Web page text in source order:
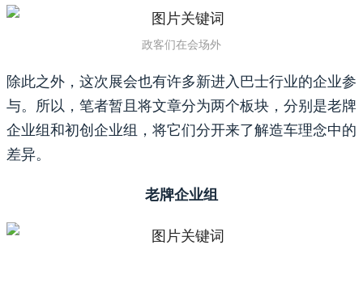
政客们在会场外
除此之外，这次展会也有许多新进入巴士行业的企业参
与。所以，笔者暂且将文章分为两个板块，分别是老牌
企业组和初创企业组，将它们分开来了解造车理念中的
差异。
老牌企业组